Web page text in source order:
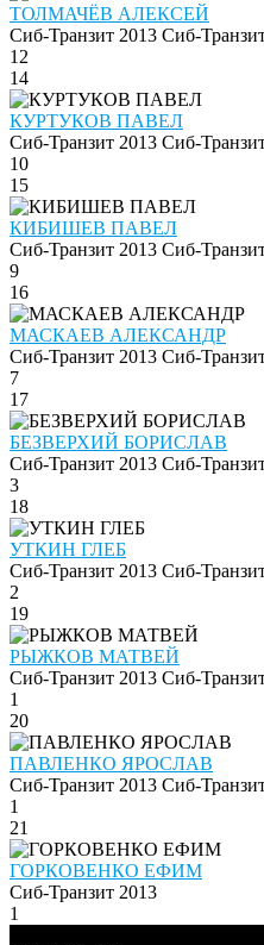
ТОЛМАЧЁВ АЛЕКСЕЙ
Сиб-Транзит 2013 Сиб-
12
14
КУРТУКОВ ПАВЕЛ
Сиб-Транзит 2013 Сиб-
10
15
КИБИШЕВ ПАВЕЛ
Сиб-Транзит 2013 Сиб-
9
16
МАСКАЕВ АЛЕКСАНДР
Сиб-Транзит 2013 Сиб-
7
17
БЕЗВЕРХИЙ БОРИСЛАВ
Сиб-Транзит 2013 Сиб-
3
18
УТКИН ГЛЕБ
Сиб-Транзит 2013 Сиб-
2
19
РЫЖКОВ МАТВЕЙ
Сиб-Транзит 2013 Сиб-
1
20
ПАВЛЕНКО ЯРОСЛАВ
Сиб-Транзит 2013 Сиб-
1
21
ГОРКОВЕНКО ЕФИМ
Сиб-Транзит 2013
1